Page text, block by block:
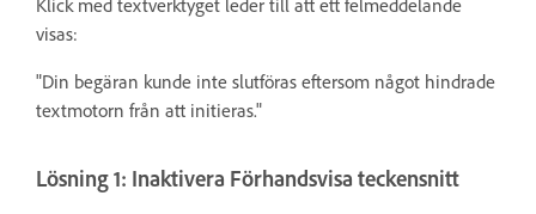
visas:
"Din begäran kunde inte slutföras eftersom något hindrade
textmotorn från att initieras."
Lösning 1: Inaktivera Förhandsvisa teckensnitt